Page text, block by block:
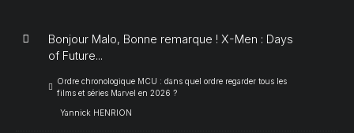
Bonjour Malo, Bonne remarque ! X-Men : Days
of Future...
Ordre chronologique MCU : dans quel ordre regarder tous les
films et séries Marvel en 2026 ?
Yannick HENRION